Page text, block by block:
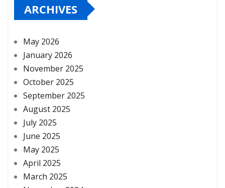
ARCHIVES
May 2026
January 2026
November 2025
October 2025
September 2025
August 2025
July 2025
June 2025
May 2025
April 2025
March 2025